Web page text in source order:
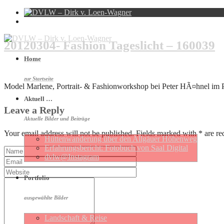
Home
zur Startseite
Aktuell …
Aktuelle Bilder und Beiträge
Hütten­wan­de­rung über den Allgäuer Höhen­weg
Erfahrungs­be­richt: Foto­buch von Saal Digital
dvlw@Instagram
Portfolio
ausgewählte Bilder
Landschaft & Reise
20120304- Fashion Tageslicht – 160039
Model Marlene, Portrait- & Fashionworkshop bei Peter HÃ¤hnel im
Leave a Reply
Your email address will not be published. Fields marked with * are